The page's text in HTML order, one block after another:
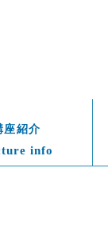
座紹介
info